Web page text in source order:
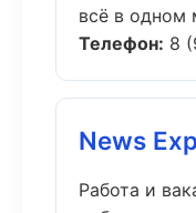
всё в одном
Телефон: 8
News
Работа и